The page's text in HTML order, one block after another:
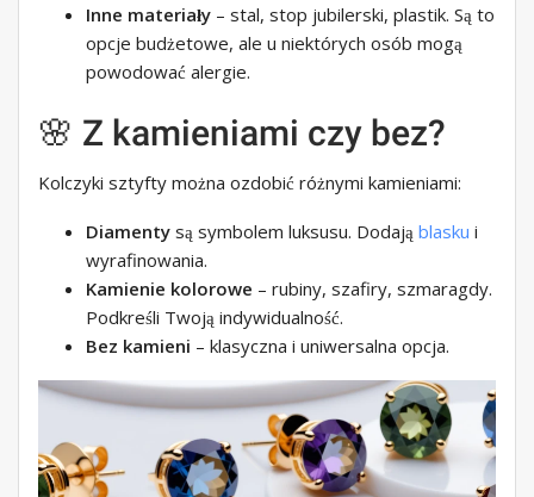
Inne materiały – stal, stop jubilerski, plastik. Są to
opcje budżetowe, ale u niektórych osób mogą
powodować alergie.
🌸 Z kamieniami czy bez?
Kolczyki sztyfty można ozdobić różnymi kamieniami:
Diamenty są symbolem luksusu. Dodają blasku i
wyrafinowania.
Kamienie kolorowe – rubiny, szafiry, szmaragdy.
Podkreśli Twoją indywidualność.
Bez kamieni – klasyczna i uniwersalna opcja.